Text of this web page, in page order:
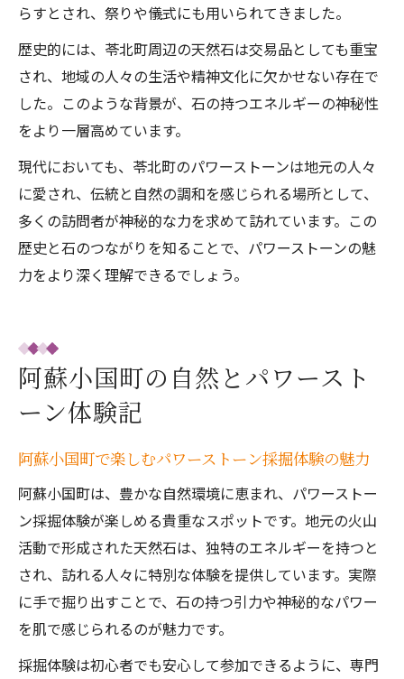
らすとされ、祭りや儀式にも用いられてきました。
歴史的には、苓北町周辺の天然石は交易品としても重宝
され、地域の人々の生活や精神文化に欠かせない存在で
した。このような背景が、石の持つエネルギーの神秘性
をより一層高めています。
現代においても、苓北町のパワーストーンは地元の人々
に愛され、伝統と自然の調和を感じられる場所として、
多くの訪問者が神秘的な力を求めて訪れています。この
歴史と石のつながりを知ることで、パワーストーンの魅
力をより深く理解できるでしょう。
阿蘇小国町の自然とパワースト
ーン体験記
阿蘇小国町で楽しむパワーストーン採掘体験の魅力
阿蘇小国町は、豊かな自然環境に恵まれ、パワーストー
ン採掘体験が楽しめる貴重なスポットです。地元の火山
活動で形成された天然石は、独特のエネルギーを持つと
され、訪れる人々に特別な体験を提供しています。実際
に手で掘り出すことで、石の持つ引力や神秘的なパワー
を肌で感じられるのが魅力です。
採掘体験は初心者でも安心して参加できるように、専門